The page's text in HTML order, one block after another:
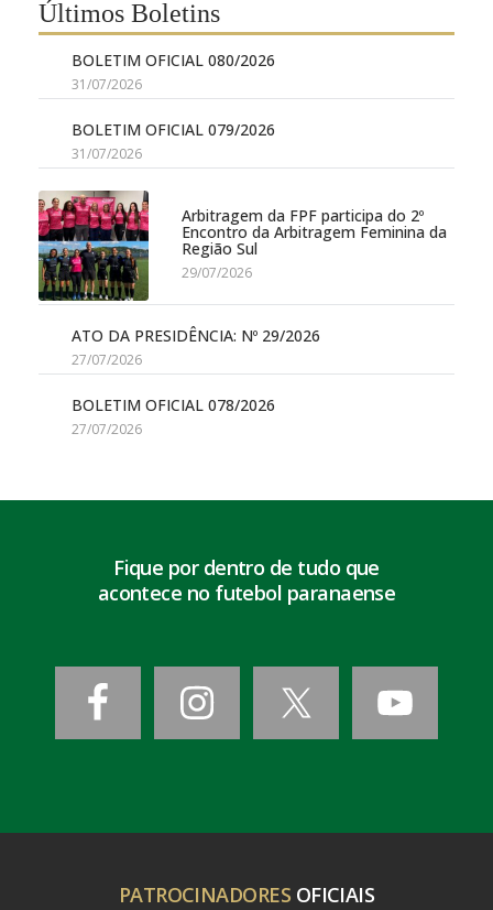
Últimos Boletins
BOLETIM OFICIAL 080/2026
31/07/2026
BOLETIM OFICIAL 079/2026
31/07/2026
Arbitragem da FPF participa do 2º
Encontro da Arbitragem Feminina da
Região Sul
29/07/2026
ATO DA PRESIDÊNCIA: Nº 29/2026
27/07/2026
BOLETIM OFICIAL 078/2026
27/07/2026
Fique por dentro de tudo que
acontece no futebol paranaense
PATROCINADORES OFICIAIS